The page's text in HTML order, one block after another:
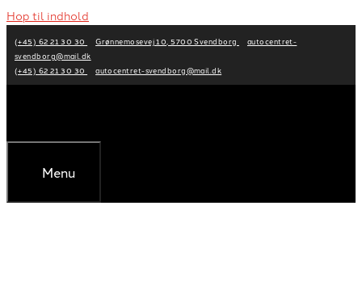
Hop til indhold
(+45) 62 21 30 30 Grønnemosevej 10, 5700 Svendborg
autocentret-
svendborg@mail.dk
(+45) 62 21 30 30
autocentret-svendborg@mail.dk
Menu